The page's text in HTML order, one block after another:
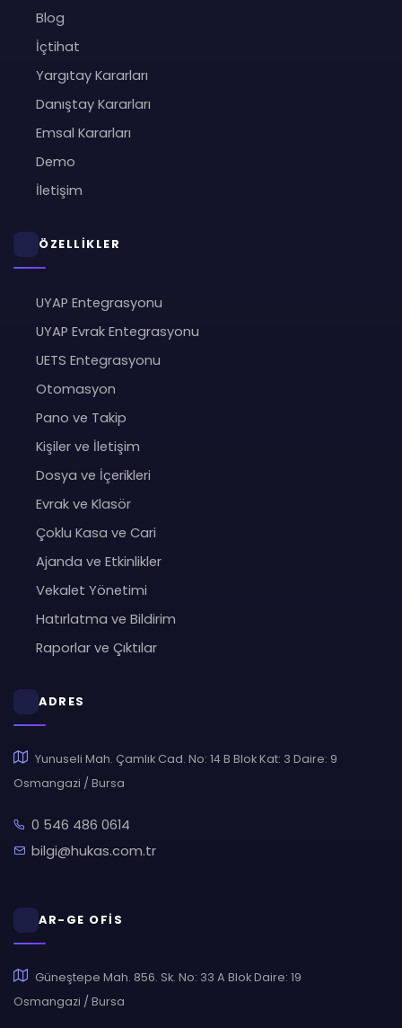
Blog
İçtihat
Yargıtay Kararları
Danıştay Kararları
Emsal Kararları
Demo
İletişim
ÖZELLİKLER
UYAP Entegrasyonu
UYAP Evrak Entegrasyonu
UETS Entegrasyonu
Otomasyon
Pano ve Takip
Kişiler ve İletişim
Dosya ve İçerikleri
Evrak ve Klasör
Çoklu Kasa ve Cari
Ajanda ve Etkinlikler
Vekalet Yönetimi
Hatırlatma ve Bildirim
Raporlar ve Çıktılar
ADRES
Yunuseli Mah. Çamlık Cad. No: 14 B Blok Kat: 3 Daire: 9
Osmangazi / Bursa
0 546 486 0614
bilgi@hukas.com.tr
AR-GE OFİS
Güneştepe Mah. 856. Sk. No: 33 A Blok Daire: 19
Osmangazi / Bursa